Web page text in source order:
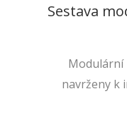
Sestava
Modulární
navrženy k